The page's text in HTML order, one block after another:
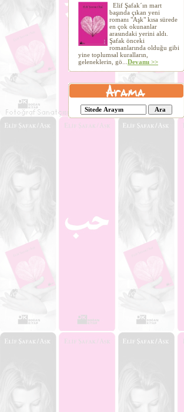
Elif Şafak´ın mart
başında çıkan yeni
romanı "Aşk" kısa sürede
en çok okunanlar
arasındaki yerini aldı.
Şafak önceki
romanlarında olduğu gibi
yine toplumsal kuralların,
geleneklerin, gö... Devamı >>